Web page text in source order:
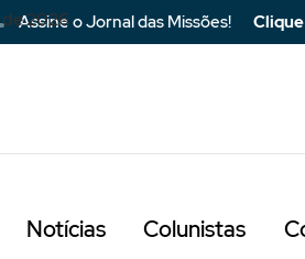
Assine o Jornal das Missões!
2026
Notícias Colunistas